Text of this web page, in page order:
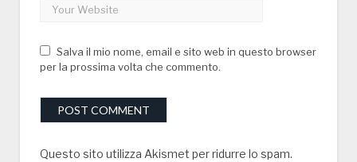
Salva il mio nome, email e sito web in questo browser
per la prossima volta che commento.
Questo sito utilizza Akismet per ridurre lo spam.